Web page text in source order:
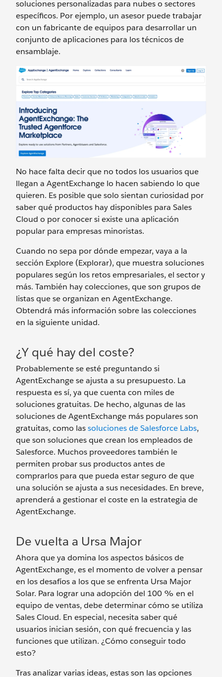
soluciones personalizadas para nubes o sectores
específicos. Por ejemplo, un asesor puede trabajar
con un fabricante de equipos para desarrollar un
conjunto de aplicaciones para los técnicos de
ensamblaje.
No hace falta decir que no todos los usuarios que
llegan a AgentExchange lo hacen sabiendo lo que
quieren. Es posible que solo sientan curiosidad por
saber qué productos hay disponibles para Sales
Cloud o por conocer si existe una aplicación
popular para empresas minoristas.
Cuando no sepa por dónde empezar, vaya a la
sección Explore (Explorar), que muestra soluciones
populares según los retos empresariales, el sector y
más. También hay colecciones, que son grupos de
listas que se organizan en AgentExchange.
Obtendrá más información sobre las colecciones
en la siguiente unidad.
¿Y qué hay del coste?
Probablemente se esté preguntando si
AgentExchange se ajusta a su presupuesto. La
respuesta es sí, ya que cuenta con miles de
soluciones gratuitas. De hecho, algunas de las
soluciones de AgentExchange más populares son
gratuitas, como lassoluciones de Salesforce Labs,
que son soluciones que crean los empleados de
Salesforce. Muchos proveedores también le
permiten probar sus productos antes de
comprarlos para que pueda estar seguro de que
una solución se ajusta a sus necesidades. En breve,
aprenderá a gestionar el coste en la estrategia de
AgentExchange.
De vuelta a Ursa Major
Ahora que ya domina los aspectos básicos de
AgentExchange, es el momento de volver a pensar
en los desafíos a los que se enfrenta Ursa Major
Solar. Para lograr una adopción del 100 % en el
equipo de ventas, debe determinar cómo se utiliza
Sales Cloud. En especial, necesita saber qué
usuarios inician sesión, con qué frecuencia y las
funciones que utilizan. ¿Cómo conseguir todo
esto?
Tras analizar varias ideas, estas son las opciones